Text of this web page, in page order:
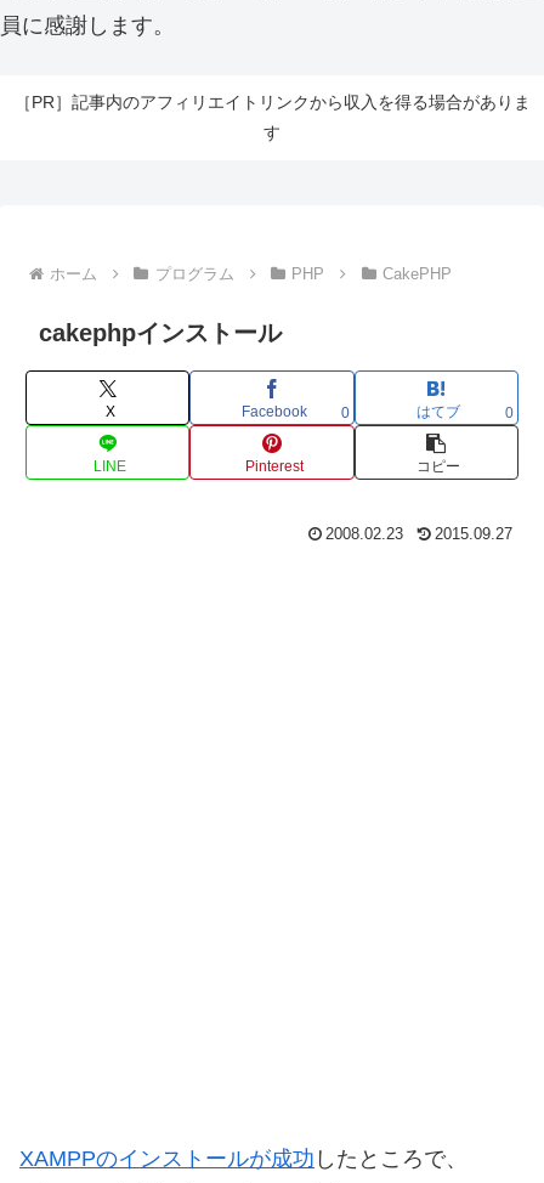
員に感謝します。
［PR］記事内のアフィリエイトリンクから収入を得る場合がありま
す
ホーム プログラム PHP CakePHP
cakephpインストール
X Facebook 0 はてブ 0
LINE Pinterest コピー
2008.02.23 2015.09.27
XAMPPのインストールが成功 したところで、